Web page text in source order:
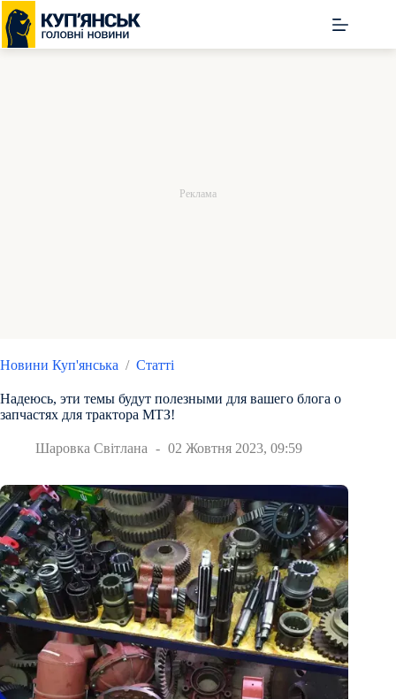
Перейти
до
вмісту
Новини Куп'янська / Статті
Надеюсь, эти темы будут полезными для вашего блога о
запчастях для трактора МТЗ!
Шаровка Світлана 02 Жовтня 2023, 09:59